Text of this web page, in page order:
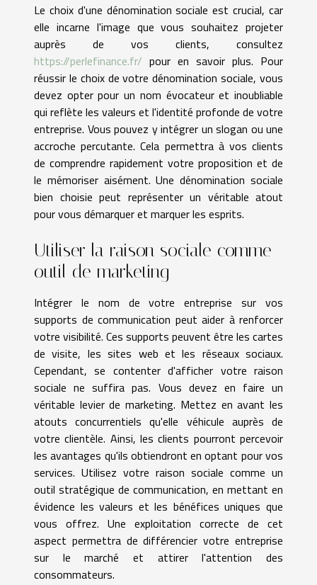
Le choix d'une dénomination sociale est crucial, car
elle incarne l'image que vous souhaitez projeter
auprès de vos clients, consultez
https://perlefinance.fr/ pour en savoir plus. Pour
réussir le choix de votre dénomination sociale, vous
devez opter pour un nom évocateur et inoubliable
qui reflète les valeurs et l'identité profonde de votre
entreprise. Vous pouvez y intégrer un slogan ou une
accroche percutante. Cela permettra à vos clients
de comprendre rapidement votre proposition et de
le mémoriser aisément. Une dénomination sociale
bien choisie peut représenter un véritable atout
pour vous démarquer et marquer les esprits.
Utiliser la raison sociale comme
outil de marketing
Intégrer le nom de votre entreprise sur vos
supports de communication peut aider à renforcer
votre visibilité. Ces supports peuvent être les cartes
de visite, les sites web et les réseaux sociaux.
Cependant, se contenter d'afficher votre raison
sociale ne suffira pas. Vous devez en faire un
véritable levier de marketing. Mettez en avant les
atouts concurrentiels qu'elle véhicule auprès de
votre clientèle. Ainsi, les clients pourront percevoir
les avantages qu'ils obtiendront en optant pour vos
services. Utilisez votre raison sociale comme un
outil stratégique de communication, en mettant en
évidence les valeurs et les bénéfices uniques que
vous offrez. Une exploitation correcte de cet
aspect permettra de différencier votre entreprise
sur le marché et attirer l'attention des
consommateurs.